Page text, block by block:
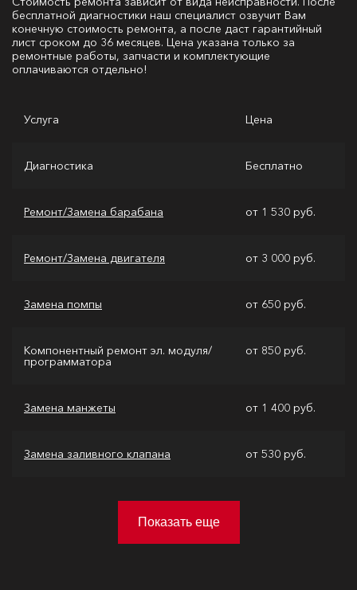
бесплатной диагностики наш специалист озвучит Вам
конечную стоимость ремонта, а после даст гарантийный
лист сроком до 36 месяцев. Цена указана только за
ремонтные работы, запчасти и комплектующие
оплачиваются отдельно!
Услуга Цена
Диагностика Бесплатно
Ремонт/Замена барабана от 1 530 руб.
Ремонт/Замена двигателя от 3 000 руб.
Замена помпы от 650 руб.
Компонентный ремонт эл. модуля/
программатора
от 850 руб.
Замена манжеты от 1 400 руб.
Замена заливного клапана от 530 руб.
Показать еще